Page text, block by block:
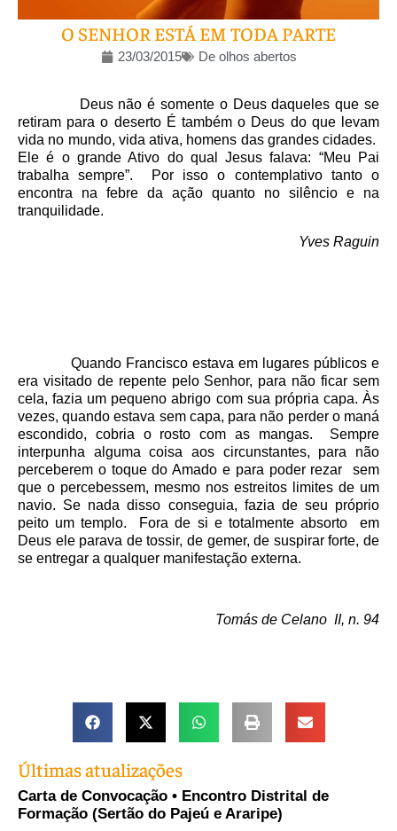
O SENHOR ESTÁ EM TODA PARTE
23/03/2015 De olhos abertos
Deus não é somente o Deus daqueles que se
retiram para o deserto É também o Deus do que levam
vida no mundo, vida ativa, homens das grandes cidades.
Ele é o grande Ativo do qual Jesus falava: “Meu Pai
trabalha sempre”. Por isso o contemplativo tanto o
encontra na febre da ação quanto no silêncio e na
tranquilidade.
Yves Raguin
Quando Francisco estava em lugares públicos e
era visitado de repente pelo Senhor, para não ficar sem
cela, fazia um pequeno abrigo com sua própria capa. Às
vezes, quando estava sem capa, para não perder o maná
escondido, cobria o rosto com as mangas. Sempre
interpunha alguma coisa aos circunstantes, para não
perceberem o toque do Amado e para poder rezar sem
que o percebessem, mesmo nos estreitos limites de um
navio. Se nada disso conseguia, fazia de seu próprio
peito um templo. Fora de si e totalmente absorto em
Deus ele parava de tossir, de gemer, de suspirar forte, de
se entregar a qualquer manifestação externa.
Tomás de Celano II, n. 94
Últimas atualizações
Carta de Convocação • Encontro Distrital de
Formação (Sertão do Pajeú e Araripe)